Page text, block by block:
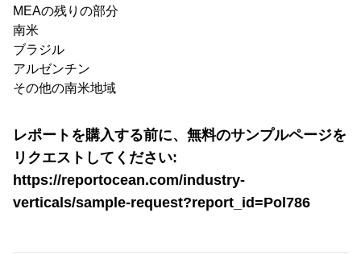
MEAの残りの部分
南米
ブラジル
アルゼンチン
その他の南米地域
レポートを購入する前に、無料のサンプルページを
リクエストしてください:
https://reportocean.com/industry-
verticals/sample-request?report_id=Pol786